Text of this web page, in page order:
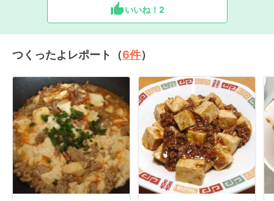
いいね！ 2
つくったよレポート（6件）